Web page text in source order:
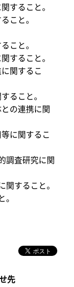
すること。
こと。
こと。
すること。
関するこ
ること。
の連携に関
に関するこ
調査研究に関
すること。
先